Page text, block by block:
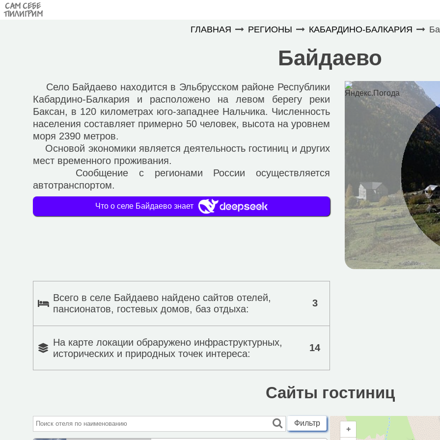
САМ СЕБЕ
ПИЛИГРИМ
ГЛАВНАЯ РЕГИОНЫ КАБАРДИНО-БАЛКАРИЯ
Байдаево
Село Байдаево находится в Эльбрусском районе Республики
Кабардино-Балкария и расположено на левом берегу реки
Баксан, в 120 километрах юго-западнее Нальчика. Численность
населения составляет примерно 50 человек, высота на уровнем
моря 2390 метров.
Основой экономики является деятельность гостиниц и других
мест временного проживания.
Сообщение с регионами России осуществляется
автотранспортом.
Что о селе Байдаево знает
Всего в селе Байдаево найдено сайтов отелей,
пансионатов, гостевых домов, баз отдыха:
3
На карте локации обраружено инфраструктурных,
исторических и природных точек интереса:
14
Сайты гостиниц
Фильтр
+